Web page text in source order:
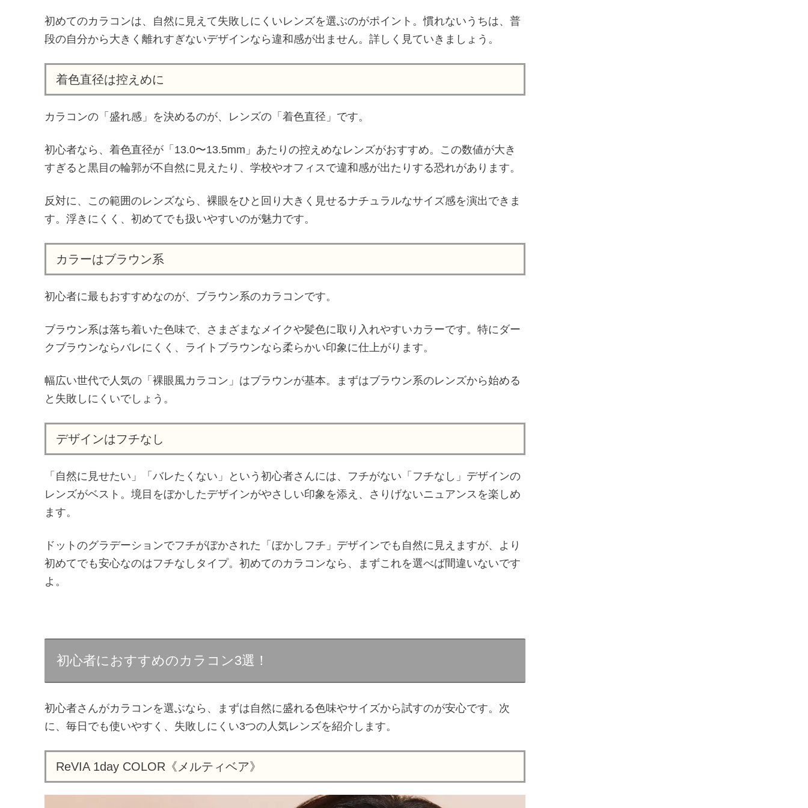
初めてのカラコンは、自然に見えて失敗しにくいレンズを選ぶのがポイント。慣れないうちは、普
段の自分から大きく離れすぎないデザインなら違和感が出ません。詳しく見ていきましょう。
着色直径は控えめに
カラコンの「盛れ感」を決めるのが、レンズの「着色直径」です。
初心者なら、着色直径が「13.0〜13.5mm」あたりの控えめなレンズがおすすめ。この数値が大き
すぎると黒目の輪郭が不自然に見えたり、学校やオフィスで違和感が出たりする恐れがあります。
反対に、この範囲のレンズなら、裸眼をひと回り大きく見せるナチュラルなサイズ感を演出できま
す。浮きにくく、初めてでも扱いやすいのが魅力です。
カラーはブラウン系
初心者に最もおすすめなのが、ブラウン系のカラコンです。
ブラウン系は落ち着いた色味で、さまざまなメイクや髪色に取り入れやすいカラーです。特にダー
クブラウンならバレにくく、ライトブラウンなら柔らかい印象に仕上がります。
幅広い世代で人気の「裸眼風カラコン」はブラウンが基本。まずはブラウン系のレンズから始める
と失敗しにくいでしょう。
デザインはフチなし
「自然に見せたい」「バレたくない」という初心者さんには、フチがない「フチなし」デザインの
レンズがベスト。境目をぼかしたデザインがやさしい印象を添え、さりげないニュアンスを楽しめ
ます。
ドットのグラデーションでフチがぼかされた「ぼかしフチ」デザインでも自然に見えますが、より
初めてでも安心なのはフチなしタイプ。初めてのカラコンなら、まずこれを選べば間違いないです
よ。
初心者におすすめのカラコン3選！
初心者さんがカラコンを選ぶなら、まずは自然に盛れる色味やサイズから試すのが安心です。次
に、毎日でも使いやすく、失敗しにくい3つの人気レンズを紹介します。
ReVIA 1day COLOR《メルティベア》